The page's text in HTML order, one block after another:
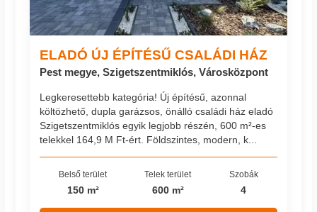
ELADÓ ÚJ ÉPÍTÉSŰ CSALÁDI HÁZ
Pest megye, Szigetszentmiklós, Városközpont
Legkeresettebb kategória! Új építésű, azonnal
költözhető, dupla garázsos, önálló családi ház eladó
Szigetszentmiklós egyik legjobb részén, 600 m²-es
telekkel 164,9 M Ft-ért. Földszintes, modern, k...
Belső terület
150 m²
Telek terület
600 m²
Szobák
4